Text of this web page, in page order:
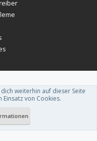
von xenDach
.
weiterhin auf dieser Seite
von Cookies.